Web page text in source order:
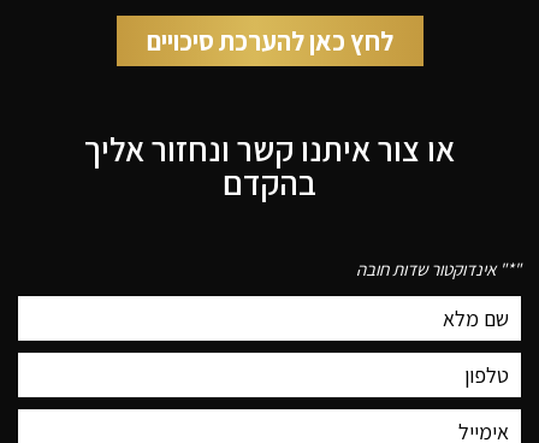
לחץ כאן להערכת סיכויים
או צור איתנו קשר ונחזור אליך
בהקדם
"
*" אינדוקטור שדות חובה